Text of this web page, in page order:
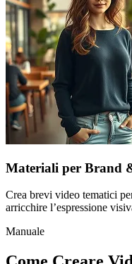
Materiali per Brand
Crea brevi video tematici
arricchire l’espressione
Manuale